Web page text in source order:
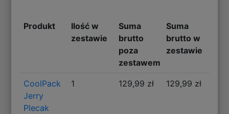
Produkt
Ilość w
zestawie
Suma
brutto
poza
zestawem
Suma
brutto w
zestawie
CoolPack
Jerry
Plecak
1 129,99 zł 129,99 zł